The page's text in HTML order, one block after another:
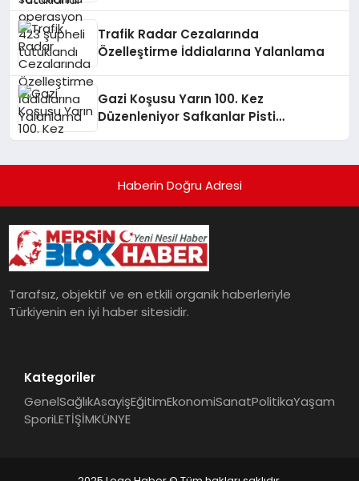
Trafik Radar Cezalarında
Özelleştirme İddialarına Yalanlama
Gazi Koşusu Yarın 100. Kez
Düzenleniyor Safkanlar Pisti
Haberin Doğru Adresi
Tarafsız, objektif ve en etkili organik haberleriyle
Türkiyenin en iyi haber sitesidir.
Kategoriler
GenelSağlıkAsayişEğitimEkonomiSanatPolitikaYaşam
SporiLETİŞİMKÜNYE